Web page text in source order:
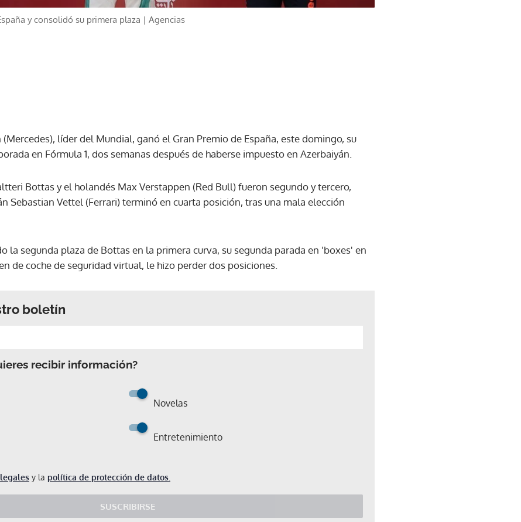
y consolidó su primera plaza | Agencias
líder del Mundial, ganó el Gran Premio de España, este domingo, su
en Fórmula 1, dos semanas después de haberse impuesto en Azerbaiyán.
Bottas y el holandés Max Verstappen (Red Bull) fueron segundo y tercero,
Sebastian Vettel (Ferrari) terminó en cuarta posición, tras una mala elección
la segunda plaza de Bottas en la primera curva, su segunda parada en 'boxes' en
de coche de seguridad virtual, le hizo perder dos posiciones.
boletín
recibir información?
Novelas
Entretenimiento
y la política de protección de datos.
SUSCRIBIRSE